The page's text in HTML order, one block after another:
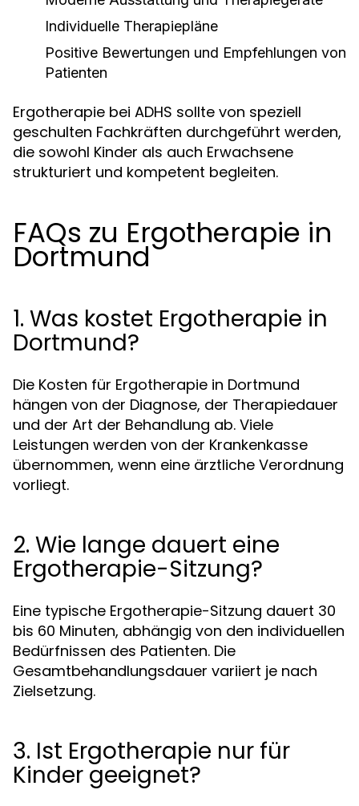
Individuelle Therapiepläne
Positive Bewertungen und Empfehlungen von
Patienten
Ergotherapie bei ADHS sollte von speziell
geschulten Fachkräften durchgeführt werden,
die sowohl Kinder als auch Erwachsene
strukturiert und kompetent begleiten.
FAQs zu Ergotherapie in
Dortmund
1. Was kostet Ergotherapie in
Dortmund?
Die Kosten für Ergotherapie in Dortmund
hängen von der Diagnose, der Therapiedauer
und der Art der Behandlung ab. Viele
Leistungen werden von der Krankenkasse
übernommen, wenn eine ärztliche Verordnung
vorliegt.
2. Wie lange dauert eine
Ergotherapie-Sitzung?
Eine typische Ergotherapie-Sitzung dauert 30
bis 60 Minuten, abhängig von den individuellen
Bedürfnissen des Patienten. Die
Gesamtbehandlungsdauer variiert je nach
Zielsetzung.
3. Ist Ergotherapie nur für
Kinder geeignet?